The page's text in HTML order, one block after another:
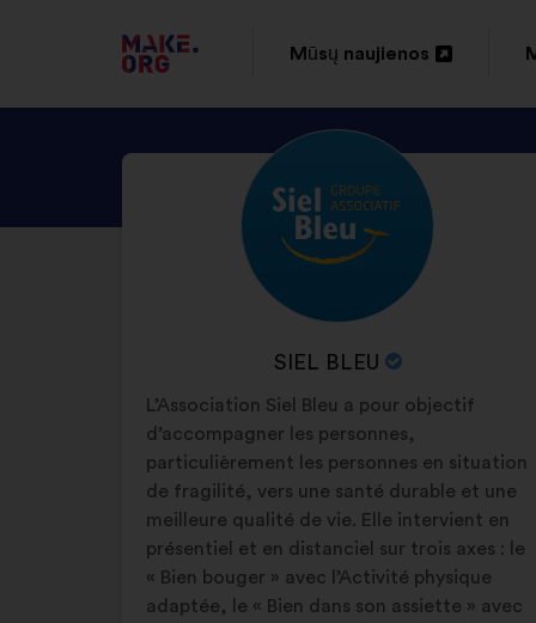
EITI
Į
PAGRINDINĮ
MAKE.ORG
PUSLAPĮ
Mūsų naujienos
naujame
PATIKRINKITE
SIEL
BLEU
PROFILĮ
ORGANIZACIJOS
PAVADINIMAS:
SIEL BLEU
Biografija:
L’Association Siel Bleu a pour objectif
d’accompagner les personnes,
particulièrement les personnes en situation
de fragilité, vers une santé durable et une
meilleure qualité de vie. Elle intervient en
présentiel et en distanciel sur trois axes : le
« Bien bouger » avec l’Activité physique
adaptée, le « Bien dans son assiette » avec